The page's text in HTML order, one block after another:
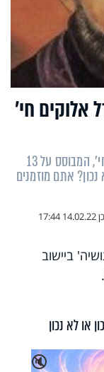
אלוקים חי’
השאלה היומית שלנו: את הפיוט 'יגדל אלוקים חי', המבוסס על 13
אתם מוזמנים
14.02.22 17:44
ביישוב
או לא נכון
🔇